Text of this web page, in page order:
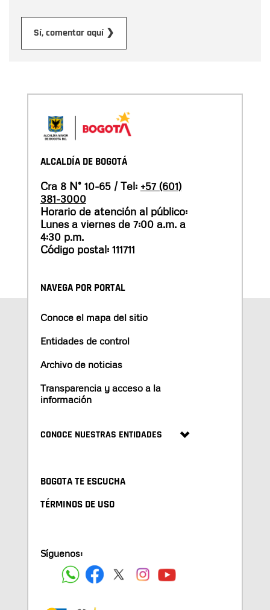
Sí, comentar aquí ❯
ALCALDÍA DE BOGOTÁ
Cra 8 N° 10-65 / Tel: +57 (601)
381-3000
Horario de atención al público:
Lunes a viernes de 7:00 a.m. a
4:30 p.m.
Código postal: 111711
NAVEGA POR PORTAL
Conoce el mapa del sitio
Entidades de control
Archivo de noticias
Transparencia y acceso a la
información
CONOCE NUESTRAS ENTIDADES
BOGOTA TE ESCUCHA
TÉRMINOS DE USO
Síguenos: